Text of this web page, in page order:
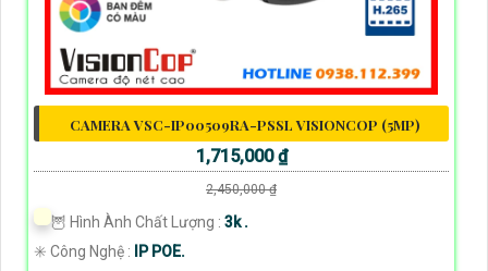
CAMERA VSC-IP00509RA-PSSL VISIONCOP (5MP)
1,715,000 ₫
2,450,000 ₫
🦉 Hình Ành Chất Lượng : 3k .
✳️ Công Nghệ :
IP POE.